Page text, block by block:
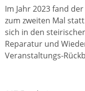
Im Jahr 2023 fand
zum zweiten Mal
sich in den
Reparatur und
Veranstaltungs-